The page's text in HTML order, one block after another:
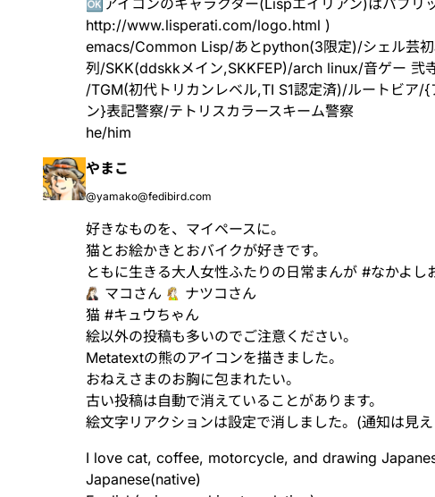
🆗アイコンのキャラクター(Lispエイリアン)はパブリ
http://www.lisperati.com/logo.html )
emacs/Common Lisp/あとpython(3限定)/シェル芸
列/SKK(ddskkメイン,SKKFEP)/arch linux/音ゲー 弐
/TGM(初代トリカンレベル,TI S1認定済)/ルートビア/{
ン}表記警察/テトリスカラースキーム警察
he/him
やまこ
@yamako@fedibird.com
好きなものを、マイペースに。
猫とお絵かきとおバイクが好きです。
ともに生きる大人女性ふたりの日常まんが #なかよし
マコさん
ナツコさん
猫 #キュウちゃん
絵以外の投稿も多いのでご注意ください。
Metatextの熊のアイコンを描きました。
おねえさまのお胸に包まれたい。
古い投稿は自動で消えていることがあります。
絵文字リアクションは設定で消しました。(通知は見
I love cat, coffee, motorcycle, and drawing
Japanese(native)